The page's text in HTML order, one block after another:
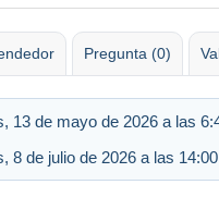
Pregunta (0)
13 de mayo de 2026 a las
8 de julio de 2026 a las 14:00